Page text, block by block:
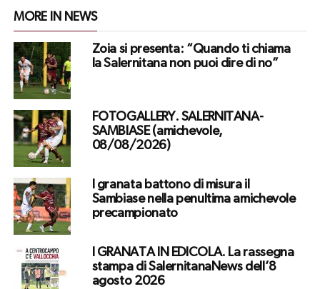
MORE IN NEWS
Zoia si presenta: “Quando ti chiama
la Salernitana non puoi dire di no”
FOTOGALLERY. SALERNITANA-
SAMBIASE (amichevole,
08/08/2026)
I granata battono di misura il
Sambiase nella penultima amichevole
precampionato
I GRANATA IN EDICOLA. La rassegna
stampa di SalernitanaNews dell’8
agosto 2026